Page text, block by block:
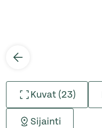
Kuvat (23)
Sijainti